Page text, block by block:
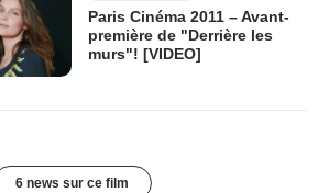
Paris Cinéma 2011 – Avant-
première de "Derrière les
murs"! [VIDEO]
6 news sur ce film